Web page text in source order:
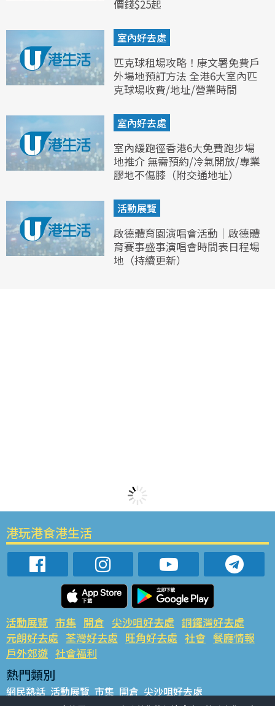
價錢$25起
室內好去處
匹克球租場攻略！康文署免費戶
外場地預訂方法 全港6大室內匹
克球場收費/地址/營業時間
室內好去處
室內緩跑徑香港6大免費跑步場
地推介 無需預約/冷氣開放/專業
膠地不傷膝（附交通地址）
活動展覽
啟德體育園演唱會活動｜啟德體
育賽事盛事演唱會時間表日程場
地（持續更新）
港玩港食港生活
活動展覽 市集 開倉 尖沙咀好去處 銅鑼灣好去處
元朗好去處 荃灣好去處 旺角好去處 社會 餐廳情報
戶外郊遊 社會福利
熱門類別
網民熱話 活動展覽 市集 開倉 尖沙咀好去處